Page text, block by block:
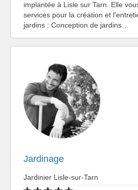
implantée à Lisle sur Tarn. Elle
services pour la création et
jardins : Conception de jardins…
Jardinage
Jardinier Lisle-sur-Tarn